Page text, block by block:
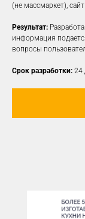
(не массмаркет),
Результат:
информация
вопросы
Срок разработки: 24